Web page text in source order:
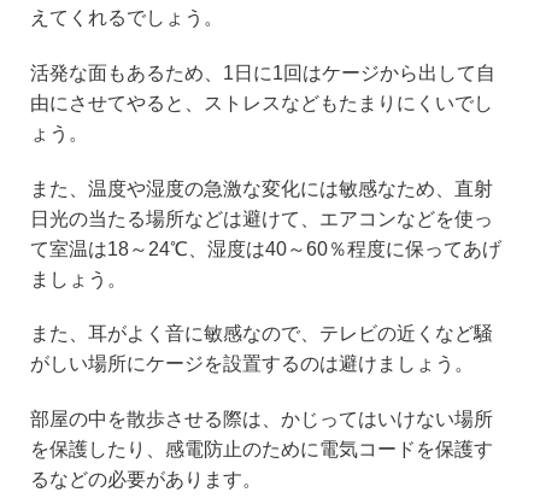
えてくれるでしょう。
活発な面もあるため、1日に1回はケージから出して自
由にさせてやると、ストレスなどもたまりにくいでし
ょう。
また、温度や湿度の急激な変化には敏感なため、直射
日光の当たる場所などは避けて、エアコンなどを使っ
て室温は18～24℃、湿度は40～60％程度に保ってあげ
ましょう。
また、耳がよく音に敏感なので、テレビの近くなど騒
がしい場所にケージを設置するのは避けましょう。
部屋の中を散歩させる際は、かじってはいけない場所
を保護したり、感電防止のために電気コードを保護す
るなどの必要があります。